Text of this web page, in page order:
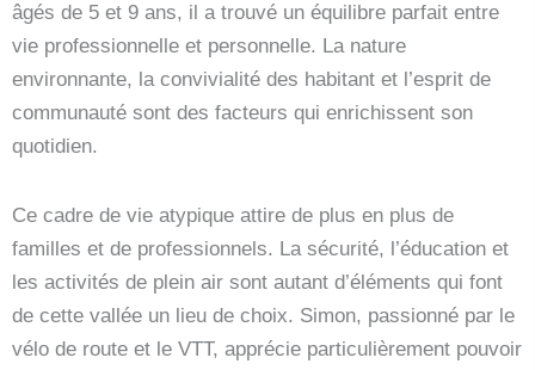
âgés de 5 et 9 ans, il a trouvé un équilibre parfait entre
vie professionnelle et personnelle. La nature
environnante, la convivialité des habitant et l’esprit de
communauté sont des facteurs qui enrichissent son
quotidien.
Ce cadre de vie atypique attire de plus en plus de
familles et de professionnels. La sécurité, l’éducation et
les activités de plein air sont autant d’éléments qui font
de cette vallée un lieu de choix. Simon, passionné par le
vélo de route et le VTT, apprécie particulièrement pouvoir